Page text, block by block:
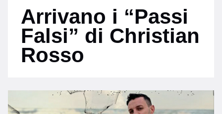
Arrivano i “Passi
Falsi” di Christian
Rosso